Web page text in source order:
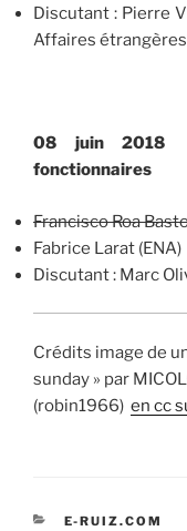
Discutant : Pierre
Affaires étrangères
08 juin 2018
fonctionnaires
Francisco Roa
Fabrice Larat (ENA)
Discutant : Marc
Crédits image de
sunday » par
(robin1966) en cc
CATÉGORIES
E-RUIZ.COM